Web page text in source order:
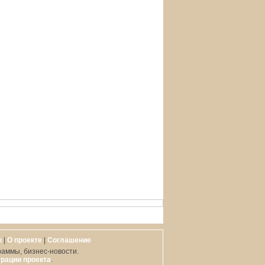
| О проекте | Cоглашение
бизнес-новости.
проекта